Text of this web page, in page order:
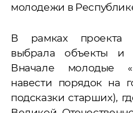
молодежи в
В рамках проекта
выбрала объекты и
Вначале молодые
навести порядок на
подсказки старших),